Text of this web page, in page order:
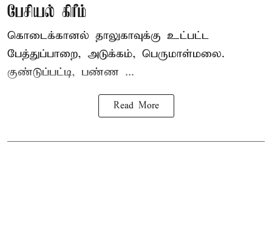
பேசியல் கிரீம்
கொடைக்கானல் தாலுகாவுக்கு உட்பட்ட
பேத்துப்பாறை, அடுக்கம், பெருமாள்மலை.
குண்டுப்பட்டி, பண்ண ...
Read More